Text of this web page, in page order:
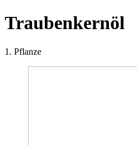
Traubenkernöl
1. Pflanze